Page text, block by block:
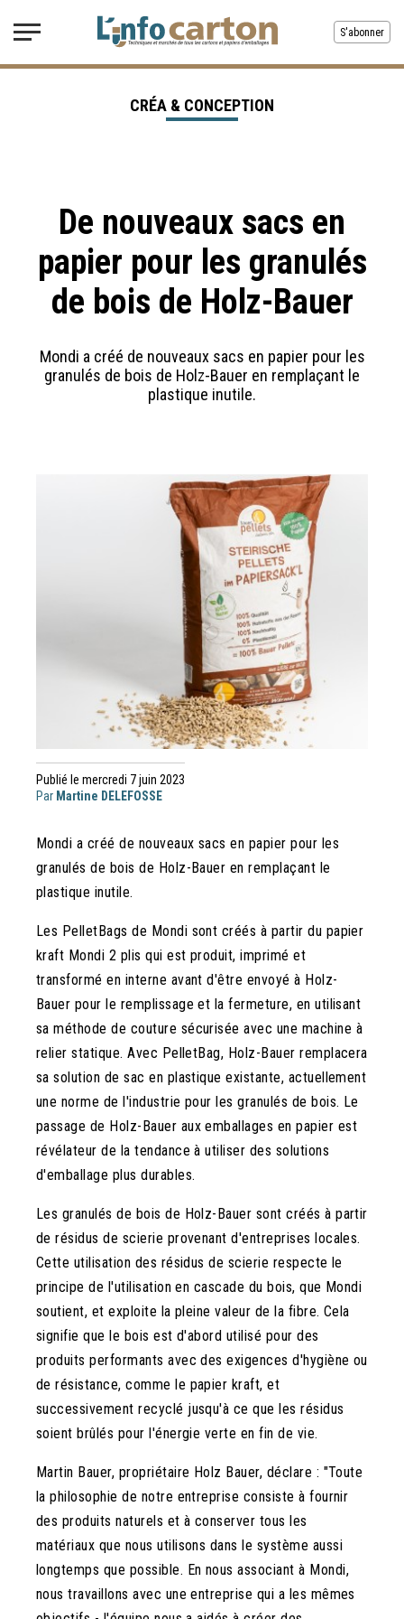
S'abonner
De nouveaux sacs en
papier pour les granulés
de bois de Holz-Bauer
Mondi a créé de nouveaux sacs en papier pour les
granulés de bois de Holz-Bauer en remplaçant le
plastique inutile.
CRÉA & CONCEPTION
Publié le mercredi 7 juin 2023
Par Martine DELEFOSSE
Mondi a créé de nouveaux sacs en papier pour les
granulés de bois de Holz-Bauer en remplaçant le
plastique inutile.
Les PelletBags de Mondi sont créés à partir du papier
kraft Mondi 2 plis qui est produit, imprimé et
transformé en interne avant d'être envoyé à Holz-
Bauer pour le remplissage et la fermeture, en utilisant
sa méthode de couture sécurisée avec une machine à
relier statique. Avec PelletBag, Holz-Bauer remplacera
sa solution de sac en plastique existante, actuellement
une norme de l'industrie pour les granulés de bois. Le
passage de Holz-Bauer aux emballages en papier est
révélateur de la tendance à utiliser des solutions
d'emballage plus durables.
Les granulés de bois de Holz-Bauer sont créés à partir
de résidus de scierie provenant d'entreprises locales.
Cette utilisation des résidus de scierie respecte le
principe de l'utilisation en cascade du bois, que Mondi
soutient, et exploite la pleine valeur de la fibre. Cela
signifie que le bois est d'abord utilisé pour des
produits performants avec des exigences d'hygiène ou
de résistance, comme le papier kraft, et
successivement recyclé jusqu'à ce que les résidus
soient brûlés pour l'énergie verte en fin de vie.
Martin Bauer, propriétaire Holz Bauer, déclare : "Toute
la philosophie de notre entreprise consiste à fournir
des produits naturels et à conserver tous les
matériaux que nous utilisons dans le système aussi
longtemps que possible. En nous associant à Mondi,
nous travaillons avec une entreprise qui a les mêmes